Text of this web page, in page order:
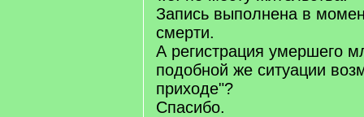
Запись выполнена в
смерти.
А регистрация умершего
подобной же ситуации
приходе"?
Спасибо.